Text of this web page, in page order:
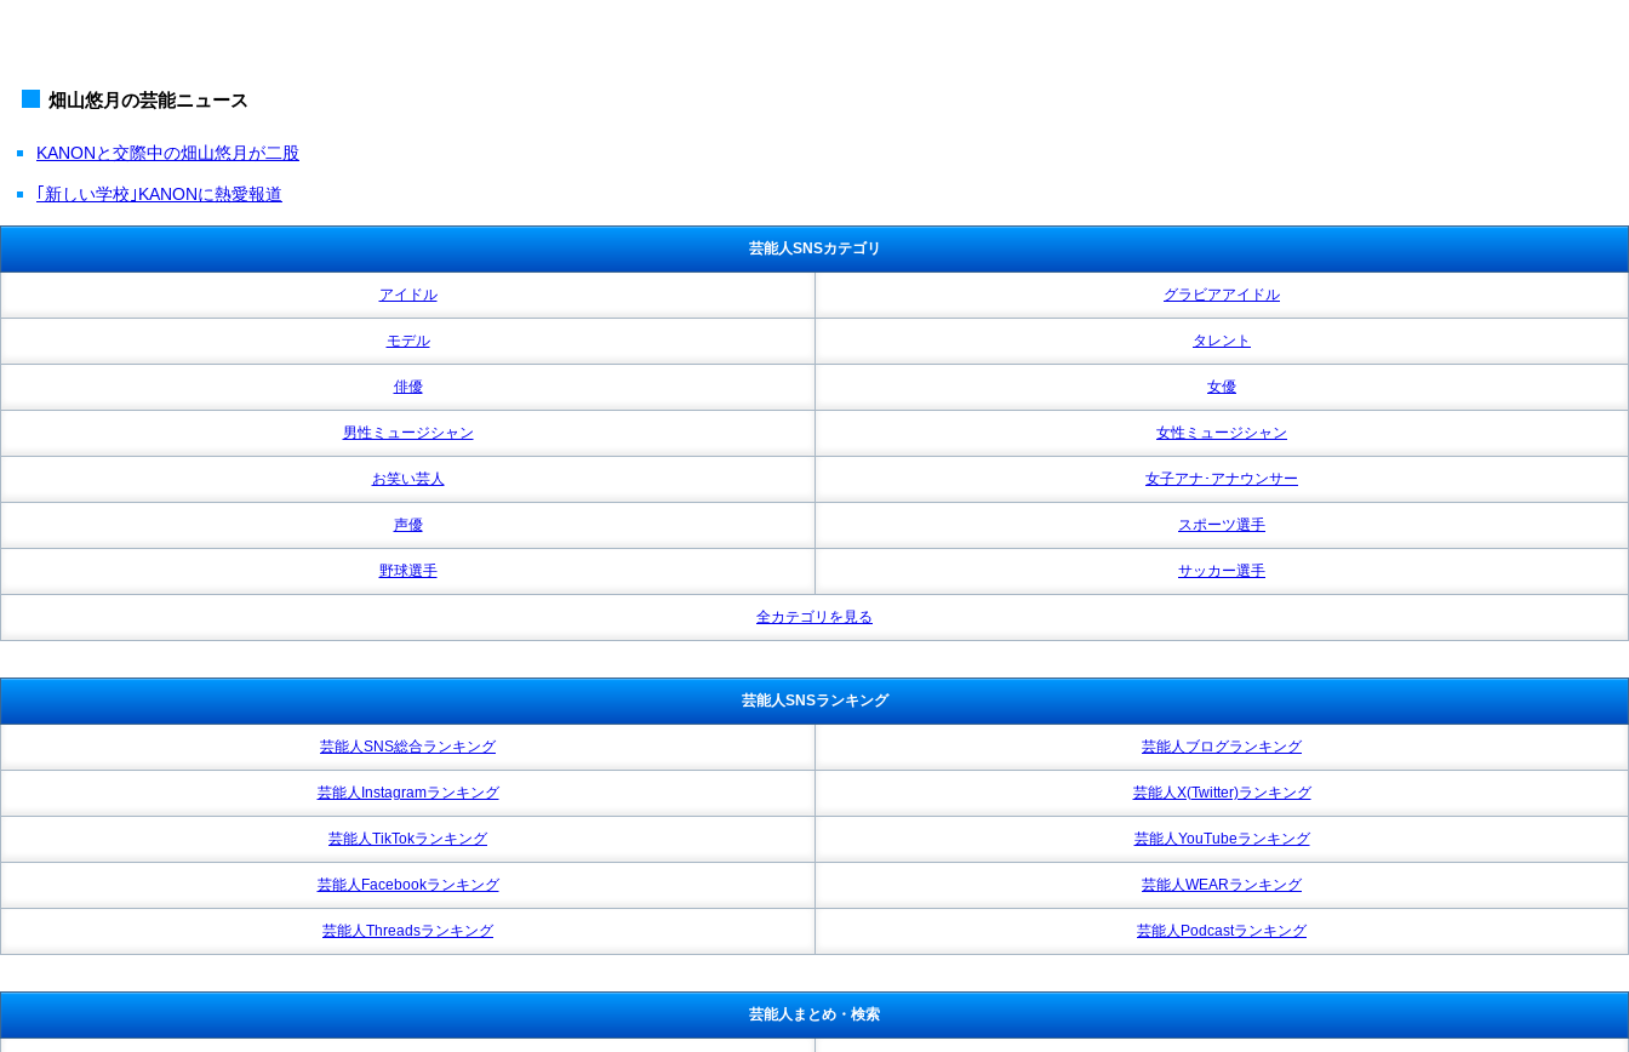
畑山悠月の芸能ニュース
KANONと交際中の畑山悠月が二股
｢新しい学校｣KANONに熱愛報道
芸能人SNSカテゴリ
アイドル グラビアアイドル
モデル タレント
俳優 女優
男性ミュージシャン 女性ミュージシャン
お笑い芸人 女子アナ･アナウンサー
声優 スポーツ選手
野球選手 サッカー選手
全カテゴリを見る
芸能人SNSランキング
芸能人SNS総合ランキング 芸能人ブログランキング
芸能人Instagramランキング 芸能人X(Twitter)ランキング
芸能人TikTokランキング 芸能人YouTubeランキング
芸能人Facebookランキング 芸能人WEARランキング
芸能人Threadsランキング 芸能人Podcastランキング
芸能人まとめ・検索